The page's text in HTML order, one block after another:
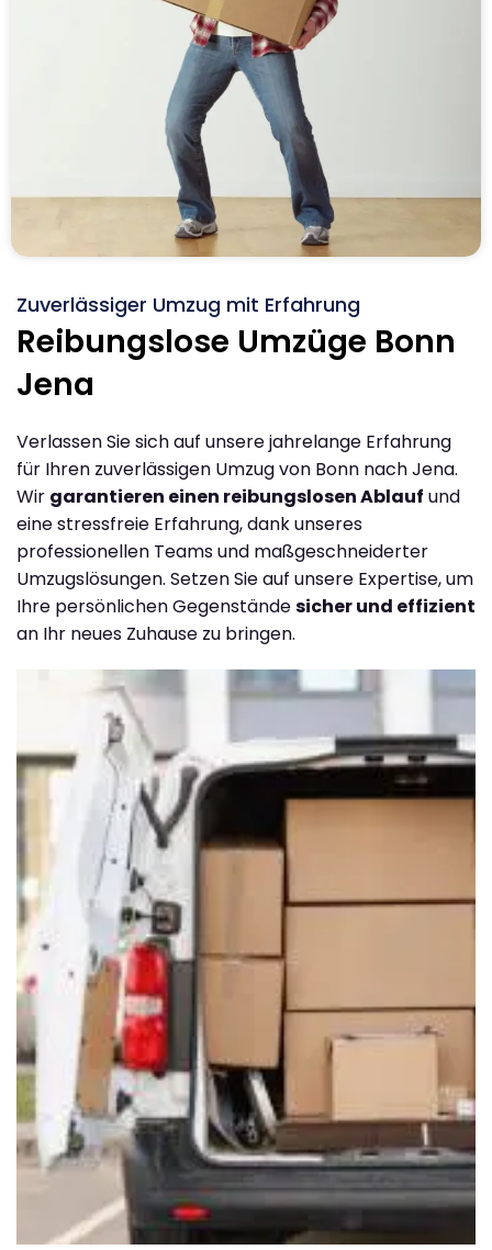
Zuverlässiger Umzug mit Erfahrung
Reibungslose Umzüge Bonn
Jena
Verlassen Sie sich auf unsere jahrelange Erfahrung
für Ihren zuverlässigen Umzug von Bonn nach Jena.
Wir garantieren einen reibungslosen Ablauf und
eine stressfreie Erfahrung, dank unseres
professionellen Teams und maßgeschneiderter
Umzugslösungen. Setzen Sie auf unsere Expertise, um
Ihre persönlichen Gegenständesicher und effizient
an Ihr neues Zuhause zu bringen.